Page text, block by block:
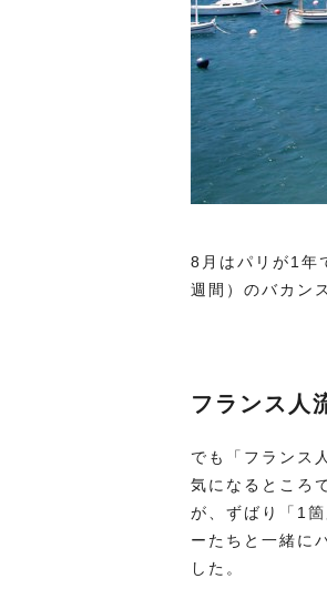
8月はパリが1年
週間）のバカン
フランス人
でも「フランス
気になるところ
が、ずばり「1
ーたちと一緒に
した。